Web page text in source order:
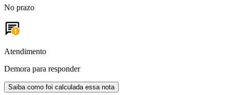
No prazo
Atendimento
Demora para responder
Saiba como foi calculada essa nota